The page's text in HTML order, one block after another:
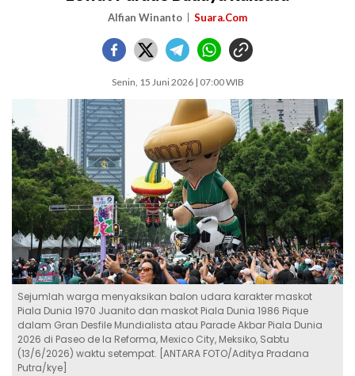
Alfian Winanto Suara.Com
Senin, 15 Juni 2026 | 07:00 WIB
Sejumlah warga menyaksikan balon udara karakter maskot
Piala Dunia 1970 Juanito dan maskot Piala Dunia 1986 Pique
dalam Gran Desfile Mundialista atau Parade Akbar Piala Dunia
2026 di Paseo de la Reforma, Mexico City, Meksiko, Sabtu
(13/6/2026) waktu setempat. [ANTARA FOTO/Aditya Pradana
Putra/kye]